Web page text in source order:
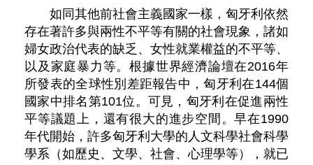
如同其他前社會主義國家一樣，匈牙利依然
存在著許多與兩性不平等有關的社會現象，諸如
婦女政治代表的缺乏、女性就業權益的不平等、
以及家庭暴力等。根據世界經濟論壇在2016年
所發表的全球性別差距報告中，匈牙利在144個
國家中排名第101位。可見，匈牙利在促進兩性
平等議題上，還有很大的進步空間。早在1990
年代開始，許多匈牙利大學的人文科學社會科學
學系（如歷史、文學、社會、心理學等），就已